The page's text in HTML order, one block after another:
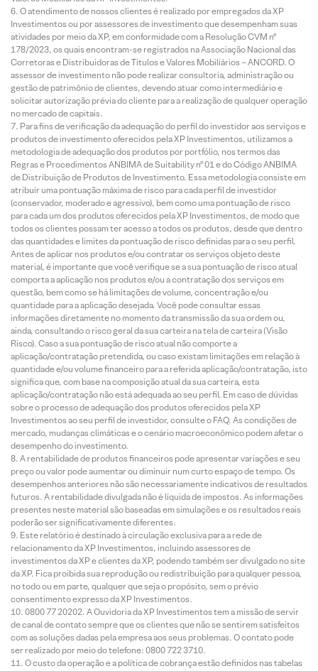
O atendimento de nossos clientes é realizado por empregados da XP
Investimentos ou por assessores de investimento que desempenham suas
atividades por meio da XP, em conformidade com a Resolução CVM nº
178/2023, os quais encontram-se registrados na Associação Nacional das
Corretoras e Distribuidoras de Títulos e Valores Mobiliários – ANCORD. O
assessor de investimento não pode realizar consultoria, administração ou
gestão de patrimônio de clientes, devendo atuar como intermediário e
solicitar autorização prévia do cliente para a realização de qualquer operação
no mercado de capitais.
Para fins de verificação da adequação do perfil do investidor aos serviços e
produtos de investimento oferecidos pela XP Investimentos, utilizamos a
metodologia de adequação dos produtos por portfólio, nos termos das
Regras e Procedimentos ANBIMA de Suitability nº 01 e do Código ANBIMA
de Distribuição de Produtos de Investimento. Essa metodologia consiste em
atribuir uma pontuação máxima de risco para cada perfil de investidor
(conservador, moderado e agressivo), bem como uma pontuação de risco
para cada um dos produtos oferecidos pela XP Investimentos, de modo que
todos os clientes possam ter acesso a todos os produtos, desde que dentro
das quantidades e limites da pontuação de risco definidas para o seu perfil.
Antes de aplicar nos produtos e/ou contratar os serviços objeto deste
material, é importante que você verifique se a sua pontuação de risco atual
comporta a aplicação nos produtos e/ou a contratação dos serviços em
questão, bem como se há limitações de volume, concentração e/ou
quantidade para a aplicação desejada. Você pode consultar essas
informações diretamente no momento da transmissão da sua ordem ou,
ainda, consultando o risco geral da sua carteira na tela de carteira (Visão
Risco). Caso a sua pontuação de risco atual não comporte a
aplicação/contratação pretendida, ou caso existam limitações em relação à
quantidade e/ou volume financeiro para a referida aplicação/contratação, isto
significa que, com base na composição atual da sua carteira, esta
aplicação/contratação não está adequada ao seu perfil. Em caso de dúvidas
sobre o processo de adequação dos produtos oferecidos pela XP
Investimentos ao seu perfil de investidor, consulte o FAQ. As condições de
mercado, mudanças climáticas e o cenário macroeconômico podem afetar o
desempenho do investimento.
A rentabilidade de produtos financeiros pode apresentar variações e seu
preço ou valor pode aumentar ou diminuir num curto espaço de tempo. Os
desempenhos anteriores não são necessariamente indicativos de resultados
futuros. A rentabilidade divulgada não é líquida de impostos. As informações
presentes neste material são baseadas em simulações e os resultados reais
poderão ser significativamente diferentes.
Este relatório é destinado à circulação exclusiva para a rede de
relacionamento da XP Investimentos, incluindo assessores de
investimentos da XP e clientes da XP, podendo também ser divulgado no site
da XP. Fica proibida sua reprodução ou redistribuição para qualquer pessoa,
no todo ou em parte, qualquer que seja o propósito, sem o prévio
consentimento expresso da XP Investimentos.
0800 77 20202. A Ouvidoria da XP Investimentos tem a missão de servir
de canal de contato sempre que os clientes que não se sentirem satisfeitos
com as soluções dadas pela empresa aos seus problemas. O contato pode
ser realizado por meio do telefone: 0800 722 3710.
O custo da operação e a política de cobrança estão definidos nas tabelas